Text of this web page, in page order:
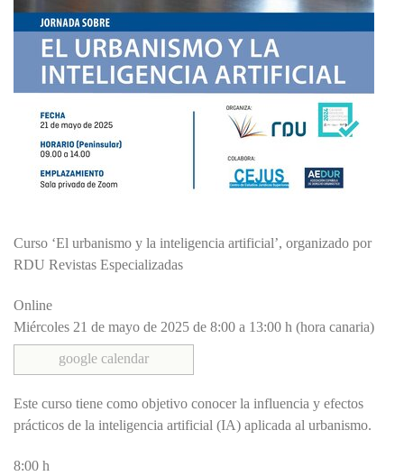
Curso ‘El urbanismo y la inteligencia artificial’, organizado por
RDU Revistas Especializadas
Online
Miércoles 21 de mayo de 2025 de 8:00 a 13:00 h (hora canaria)
google calendar
Este curso tiene como objetivo conocer la influencia y efectos
prácticos de la inteligencia artificial (IA) aplicada al urbanismo.
8:00 h